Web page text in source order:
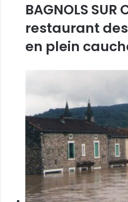
BAGNOLS SUR
restaurant
en plein